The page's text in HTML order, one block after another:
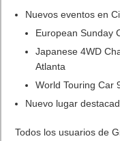
Nuevos eventos en
European Sunday
Japanese 4WD
Atlanta
World Touring Car
Nuevo lugar
Todos los usuarios de